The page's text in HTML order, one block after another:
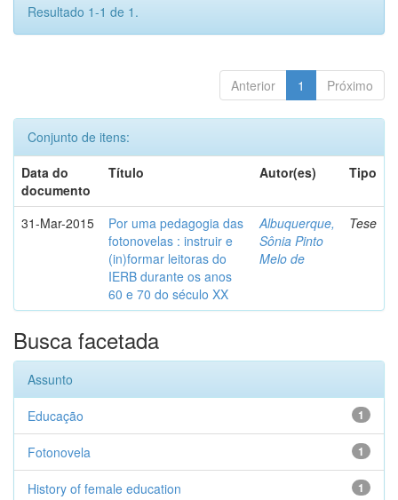
Resultado 1-1 de 1.
Anterior 1 Próximo
Conjunto de itens:
Data do
documento
Título Autor(es) Tipo
31-Mar-2015
Por uma pedagogia das
fotonovelas : instruir e
(in)formar leitoras do
IERB durante os anos
60 e 70 do século XX
Albuquerque,
Sônia Pinto
Melo de
Tese
Busca facetada
Assunto
1
Educação
1
Fotonovela
1
History of female education